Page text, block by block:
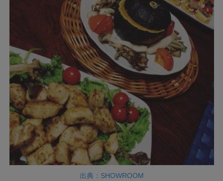
出典：SHOWROOM